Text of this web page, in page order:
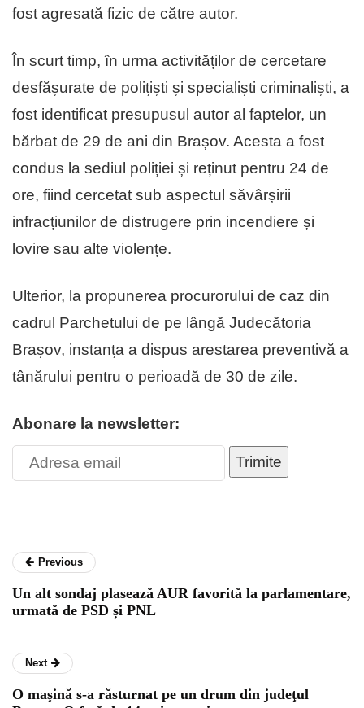
fost agresată fizic de către autor.
În scurt timp, în urma activităților de cercetare
desfășurate de polițiști și specialiști criminaliști, a
fost identificat presupusul autor al faptelor, un
bărbat de 29 de ani din Brașov. Acesta a fost
condus la sediul poliției și reținut pentru 24 de
ore, fiind cercetat sub aspectul săvârșirii
infracțiunilor de distrugere prin incendiere și
lovire sau alte violențe.
Ulterior, la propunerea procurorului de caz din
cadrul Parchetului de pe lângă Judecătoria
Brașov, instanța a dispus arestarea preventivă a
tânărului pentru o perioadă de 30 de zile.
Abonare la newsletter:
Trimite
Previous
Un alt sondaj plasează AUR favorită la parlamentare,
urmată de PSD și PNL
Next
O maşină s-a răsturnat pe un drum din judeţul